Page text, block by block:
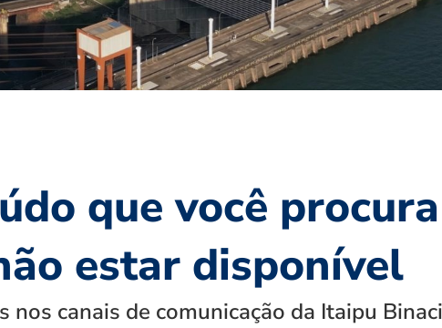
que você
estar disponível
nos canais de comunicação da Itaipu